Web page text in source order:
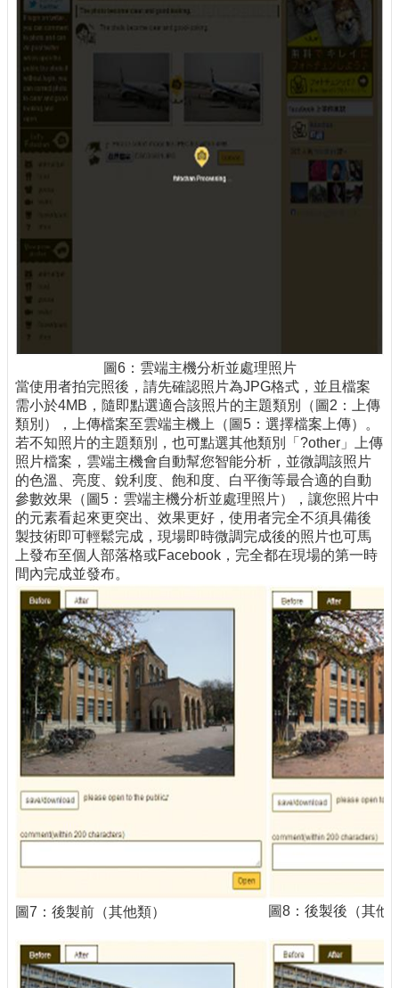
圖6：雲端主機分析並處理照片
當使用者拍完照後，請先確認照片為JPG格式，並且檔案
需小於4MB，隨即點選適合該照片的主題類別（圖2：上傳
類別），上傳檔案至雲端主機上（圖5：選擇檔案上傳）。
若不知照片的主題類別，也可點選其他類別「?other」上傳
照片檔案，雲端主機會自動幫您智能分析，並微調該照片
的色溫、亮度、銳利度、飽和度、白平衡等最合適的自動
參數效果（圖5：雲端主機分析並處理照片），讓您照片中
的元素看起來更突出、效果更好，使用者完全不須具備後
製技術即可輕鬆完成，現場即時微調完成後的照片也可馬
上發布至個人部落格或Facebook，完全都在現場的第一時
間內完成並發布。
圖7：後製前（其他類） 圖8：後製後（其他